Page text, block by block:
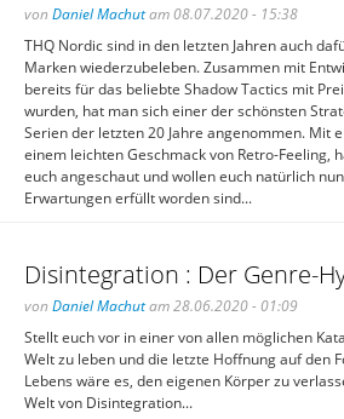
von Daniel Machutam 08.07.2020 - 15:38
THQ Nordic sind in den letzten Jahren auch
Marken wiederzubeleben. Zusammen mit
bereits für das beliebte Shadow Tactics mit
wurden, hat man sich einer der schönsten
Serien der letzten 20 Jahre angenommen. Mit
einem leichten Geschmack von Retro-Feeling,
euch angeschaut und wollen euch natürlich
Erwartungen erfüllt worden sind...
Disintegration : Der Genre-
von Daniel Machutam 28.06.2020 - 01:09
Stellt euch vor in einer von allen möglichen
Welt zu leben und die letzte Hoffnung auf den
Lebens wäre es, den eigenen Körper zu
Welt von Disintegration...